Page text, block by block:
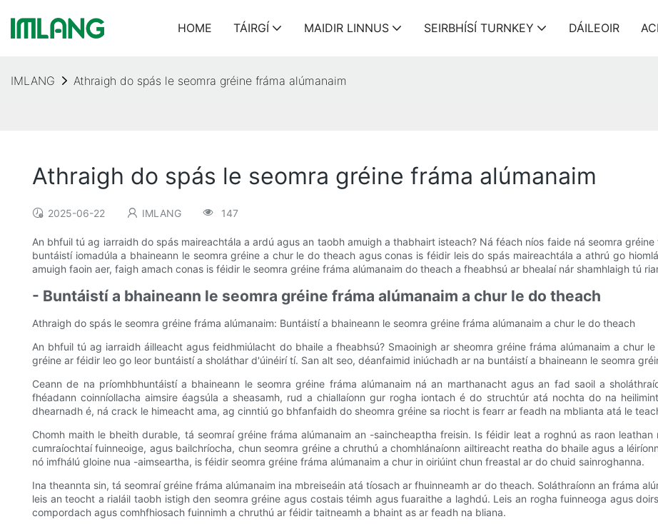
HOME TÁIRGÍ MAIDIR LINNUS SEIRBHÍSÍ TURNKEY DÁILEOIR
IMLANG Athraigh do spás le seomra gréine fráma alúmanaim
Athraigh do spás le seomra gréine fráma alúmanaim
2025-06-22 IMLANG 147
An bhfuil tú ag iarraidh do spás maireachtála a ardú agus an taobh amuigh a thabhairt isteach? Ná féach níos faide ná seomra
buntáistí iomadúla a bhaineann le seomra gréine a chur le do theach agus conas is féidir leis do spás maireachtála a athrú go
amuigh faoin aer, faigh amach conas is féidir le seomra gréine fráma alúmanaim do theach a fheabhsú ar bhealaí nár shamhlaigh tú
- Buntáistí a bhaineann le seomra gréine fráma alúmanaim a chur le do theach
Athraigh do spás le seomra gréine fráma alúmanaim: Buntáistí a bhaineann le seomra gréine fráma alúmanaim a chur le do theach
An bhfuil tú ag iarraidh áilleacht agus feidhmiúlacht do bhaile a fheabhsú? Smaoinigh ar sheomra gréine fráma alúmanaim a chur
gréine ar féidir leo go leor buntáistí a sholáthar d'úinéirí tí. San alt seo, déanfaimid iniúchadh ar na buntáistí a bhaineann le seomra
Ceann de na príomhbhuntáistí a bhaineann le seomra gréine fráma alúmanaim ná an marthanacht agus an fad saoil a
fhéadann coinníollacha aimsire éagsúla a sheasamh, rud a chiallaíonn gur rogha iontach é do struchtúr atá nochta do na
dhearnadh é, ná crack le himeacht ama, ag cinntiú go bhfanfaidh do sheomra gréine sa riocht is fearr ar feadh na mblianta atá le
Chomh maith le bheith durable, tá seomraí gréine fráma alúmanaim an -saincheaptha freisin. Is féidir leat a roghnú as raon
cumraíochtaí fuinneoige, agus bailchríocha, chun seomra gréine a chruthú a chomhlánaíonn ailtireacht reatha do bhaile agus a
nó imfhálú gloine nua -aimseartha, is féidir seomra gréine fráma alúmanaim a chur in oiriúint chun freastal ar do chuid sainroghanna.
Ina theannta sin, tá seomraí gréine fráma alúmanaim ina mbreiseáin atá tíosach ar fhuinneamh ar do theach. Soláthraíonn an fráma
leis an teocht a rialáil taobh istigh den seomra gréine agus costais téimh agus fuaraithe a laghdú. Leis an rogha fuinneoga agus
compordach agus comhfhiosach fuinnimh a chruthú ar féidir taitneamh a bhaint as ar feadh na bliana.